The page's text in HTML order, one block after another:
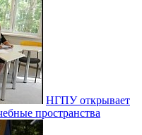
НГПУ открывает
пространства